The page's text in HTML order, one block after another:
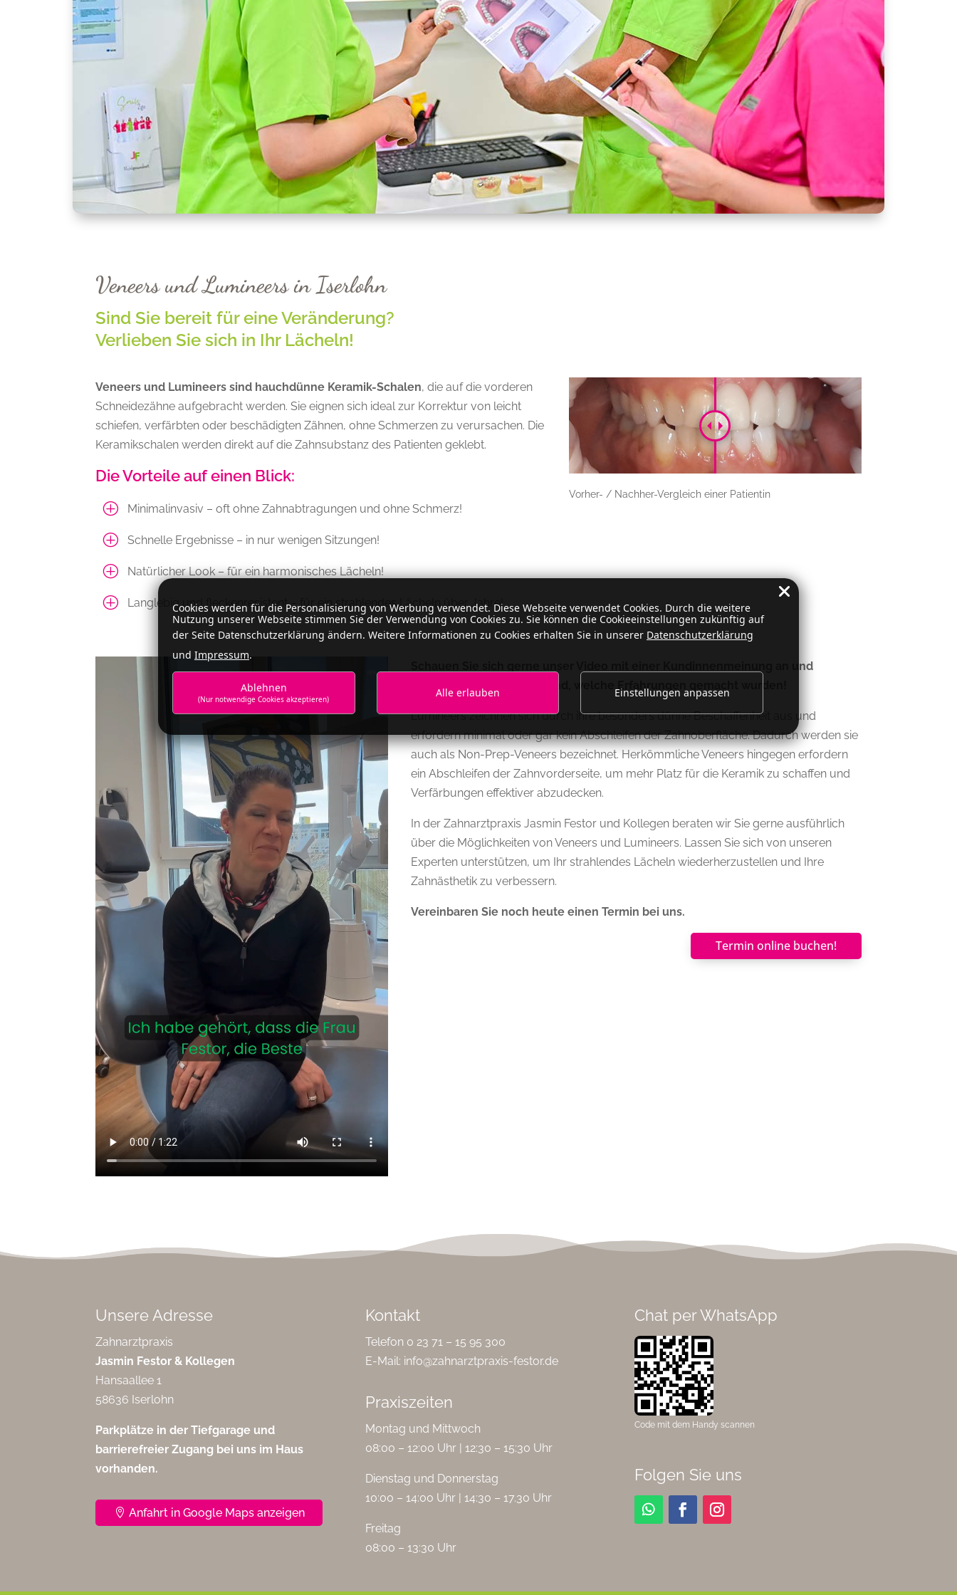
Veneers und Lumineers in Iserlohn
Sind Sie bereit für eine Veränderung?
Verlieben Sie sich in Ihr Lächeln!
Veneers und Lumineers sind hauchdünne Keramik-Schalen, die auf die vorderen
Schneidezähne aufgebracht werden. Sie eignen sich ideal zur Korrektur von leicht
schiefen, verfärbten oder beschädigten Zähnen, ohne Schmerzen zu verursachen. Die
Keramikschalen werden direkt auf die Zahnsubstanz des Patienten geklebt.
Die Vorteile auf einen Blick:
P Minimalinvasiv – oft ohne Zahnabtragungen und ohne Schmerz!
P Schnelle Ergebnisse – in nur wenigen Sitzungen!
P Natürlicher Look – für ein harmonisches Lächeln!
P Langlebig und fleckenresistent – für ein strahlendes Lächeln über Jahre!
Vorher- / Nachher-Vergleich einer Patientin
Schauen Sie sich gerne unser Video mit einer Kundinnenmeinung an und
erfahren Sie aus erster Hand, welche Erfahrungen gemacht wurden!
Lumineers zeichnen sich durch ihre besonders dünne Beschaffenheit aus und
erfordern minimal oder gar kein Abschleifen der Zahnoberfläche. Dadurch werden sie
auch als Non-Prep-Veneers bezeichnet. Herkömmliche Veneers hingegen erfordern
ein Abschleifen der Zahnvorderseite, um mehr Platz für die Keramik zu schaffen und
Verfärbungen effektiver abzudecken.
In der Zahnarztpraxis Jasmin Festor und Kollegen beraten wir Sie gerne ausführlich
über die Möglichkeiten von Veneers und Lumineers. Lassen Sie sich von unseren
Experten unterstützen, um Ihr strahlendes Lächeln wiederherzustellen und Ihre
Zahnästhetik zu verbessern.
Vereinbaren Sie noch heute einen Termin bei uns.
Termin online buchen!
Unsere Adresse
Zahnarztpraxis
Jasmin Festor & Kollegen
Hansaallee 1
58636 Iserlohn
Parkplätze in der Tiefgarage und
barrierefreier Zugang bei uns im Haus
vorhanden.
Anfahrt in Google Maps anzeigen
Kontakt
Telefon 0 23 71 – 15 95 300
E-Mail: info@zahnarztpraxis-festor.de
Praxiszeiten
Montag und Mittwoch
08:00 – 12:00 Uhr | 12:30 – 15:30 Uhr
Dienstag und Donnerstag
10:00 – 14:00 Uhr | 14:30 – 17.30 Uhr
Freitag
08:00 – 13:30 Uhr
Chat per WhatsApp
Code mit dem Handy scannen
Folgen Sie uns
Cookies werden für die Personalisierung von Werbung verwendet. Diese Webseite verwendet Cookies. Durch die weitere
Nutzung unserer Webseite stimmen Sie der Verwendung von Cookies zu. Sie können die Cookieeinstellungen zukünftig auf
der Seite Datenschutzerklärung ändern. Weitere Informationen zu Cookies erhalten Sie in unserer Datenschutzerklärung
und Impressum.
Ablehnen
(Nur notwendige Cookies akzeptieren) Alle erlauben Einstellungen anpassen